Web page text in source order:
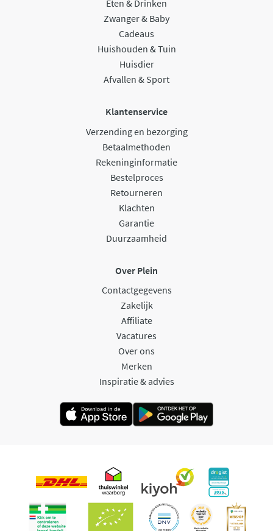
Eten & Drinken
Zwanger & Baby
Cadeaus
Huishouden & Tuin
Huisdier
Afvallen & Sport
Klantenservice
Verzending en bezorging
Betaalmethoden
Rekeninginformatie
Bestelproces
Retourneren
Klachten
Garantie
Duurzaamheid
Over Plein
Contactgegevens
Zakelijk
Affiliate
Vacatures
Over ons
Merken
Inspiratie & advies